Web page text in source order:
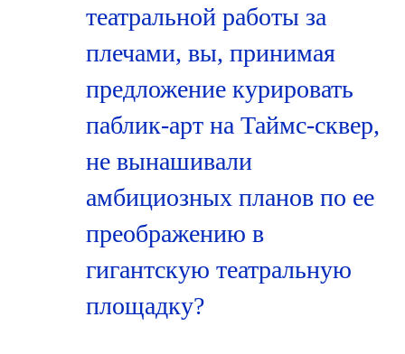
театральной работы за
плечами, вы, принимая
предложение курировать
паблик-арт на Таймс-сквер,
не вынашивали
амбициозных планов по ее
преображению в
гигантскую театральную
площадку?